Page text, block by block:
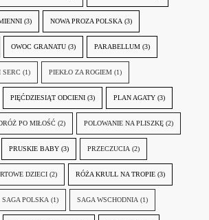
(3) NOWA PROZA POLSKA (3)
OWOC GRANATU (3) PARABELLUM (3)
(1) PIEKŁO ZA ROGIEM (1)
PIĘĆDZIESIĄT ODCIENI (3) PLAN AGATY (3)
PO MIŁOŚĆ (2) POLOWANIE NA PLISZKĘ (2)
PRUSKIE BABY (3) PRZECZUCIA (2)
DZIECI (2) RÓŻA KRULL NA TROPIE (3)
SAGA POLSKA (1) SAGA WSCHODNIA (1)